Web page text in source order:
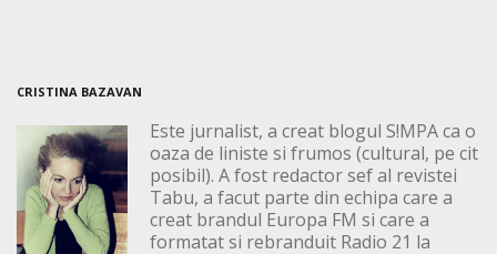
CRISTINA BAZAVAN
Este jurnalist, a creat blogul S!MPA ca o
oaza de liniste si frumos (cultural, pe cit
posibil). A fost redactor sef al revistei
Tabu, a facut parte din echipa care a
creat brandul Europa FM si care a
formatat si rebranduit Radio 21 la